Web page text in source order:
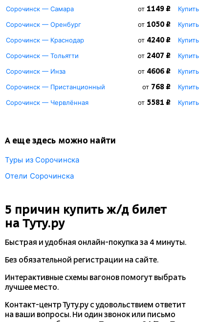
Сорочинск — Самара
от 1149 ₽
Купить
Сорочинск — Оренбург
от 1050 ₽
Купить
Сорочинск — Краснодар
от 4240 ₽
Купить
Сорочинск — Тольятти
от 2407 ₽
Купить
Сорочинск — Инза
от 4606 ₽
Купить
Сорочинск — Пристанционный
от 768 ₽
Купить
Сорочинск — Червлённая
от 5581 ₽ Купить
А еще здесь можно найти
Туры из Сорочинска
Отели Сорочинска
5 причин купить ж/д билет
на Туту.ру
Быстрая и удобная онлайн-покупказа 4 минуты.
Без обязательной регистрации на сайте.
Интерактивные схемы вагонов помогут выбрать
лучшее место.
Контакт-центр Туту.ру с удовольствием ответит
на ваши вопросы. Ни один звонок или письмо